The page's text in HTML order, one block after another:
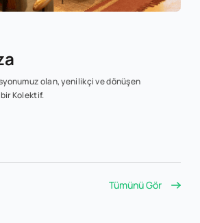
olan, yenilikçi ve dönüşen
Kolektif.
Tümünü Gör